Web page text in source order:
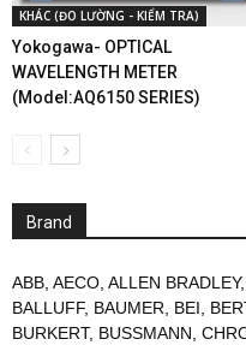
KHÁC (ĐO LƯỜNG - KIỂM TRA)
Yokogawa- OPTICAL
WAVELENGTH METER
(Model:AQ6150 SERIES)
Brand
ABB AECO ALLEN BRADLEY,
BALLUFF, BAUMER BEI
BURKERT, BUSSMANN